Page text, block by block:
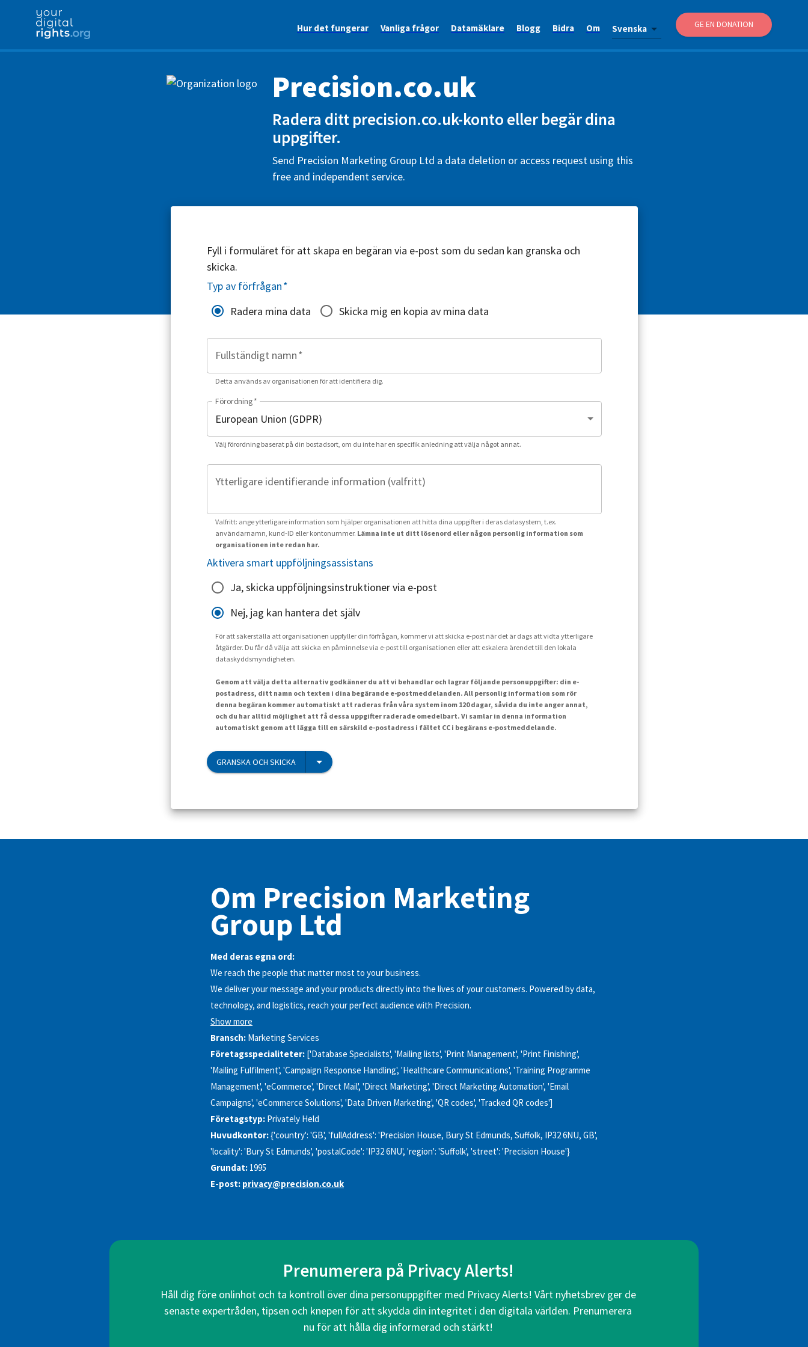
Hur det fungerar Vanliga frågor Datamäklare Blogg Bidra Om Svenska GE EN DONATION
Precision.co.uk
Radera ditt precision.co.uk-konto eller begär dina
uppgifter.
Send Precision Marketing Group Ltd a data deletion or access request using this
free and independent service.
Fyll i formuläret för att skapa en begäran via e-post som du sedan kan granska och
skicka.
Typ av förfrågan*
Radera mina data
Skicka mig en kopia av mina data
Fullständigt namn*
Detta används av organisationen för att identifiera dig.
Förordning*
Välj förordning baserat på din bostadsort, om du inte har en specifik anledning att välja något annat.
Ytterligare identifierande information (valfritt)
Valfritt: ange ytterligare information som hjälper organisationen att hitta dina uppgifter i deras datasystem, t.ex.
användarnamn, kund-ID eller kontonummer. Lämna inte ut ditt lösenord eller någon personlig information som
organisationen inte redan har.
Aktivera smart uppföljningsassistans
Ja, skicka uppföljningsinstruktioner via e-post
Nej, jag kan hantera det själv
För att säkerställa att organisationen uppfyller din förfrågan, kommer vi att skicka e-post när det är dags att vidta ytterligare
åtgärder. Du får då välja att skicka en påminnelse via e-post till organisationen eller att eskalera ärendet till den lokala
dataskyddsmyndigheten.
Genom att välja detta alternativ godkänner du att vi behandlar och lagrar följande personuppgifter: din e-
postadress, ditt namn och texten i dina begärande e-postmeddelanden. All personlig information som rör
denna begäran kommer automatiskt att raderas från våra system inom 120 dagar, såvida du inte anger annat,
och du har alltid möjlighet att få dessa uppgifter raderade omedelbart. Vi samlar in denna information
automatiskt genom att lägga till en särskild e-postadress i fältet CC i begärans e-postmeddelande.
GRANSKA OCH SKICKA
Om Precision Marketing
Group Ltd
Med deras egna ord:
We reach the people that matter most to your business.
We deliver your message and your products directly into the lives of your customers. Powered by data,
technology, and logistics, reach your perfect audience with Precision.
Show more
Bransch: Marketing Services
Företagsspecialiteter: ['Database Specialists', 'Mailing lists', 'Print Management', 'Print Finishing',
'Mailing Fulfilment', 'Campaign Response Handling', 'Healthcare Communications', 'Training Programme
Management', 'eCommerce', 'Direct Mail', 'Direct Marketing', 'Direct Marketing Automation', 'Email
Campaigns', 'eCommerce Solutions', 'Data Driven Marketing', 'QR codes', 'Tracked QR codes']
Företagstyp: Privately Held
Huvudkontor:{'country': 'GB', 'fullAddress': 'Precision House, Bury St Edmunds, Suffolk, IP32 6NU, GB',
'locality': 'Bury St Edmunds', 'postalCode': 'IP32 6NU', 'region': 'Suffolk', 'street': 'Precision House'}
Grundat: 1995
E-post: privacy@precision.co.uk
Prenumerera på Privacy Alerts!
Håll dig före onlinhot och ta kontroll över dina personuppgifter med Privacy Alerts! Vårt nyhetsbrev ger de
senaste expertråden, tipsen och knepen för att skydda din integritet i den digitala världen. Prenumerera
nu för att hålla dig informerad och stärkt!